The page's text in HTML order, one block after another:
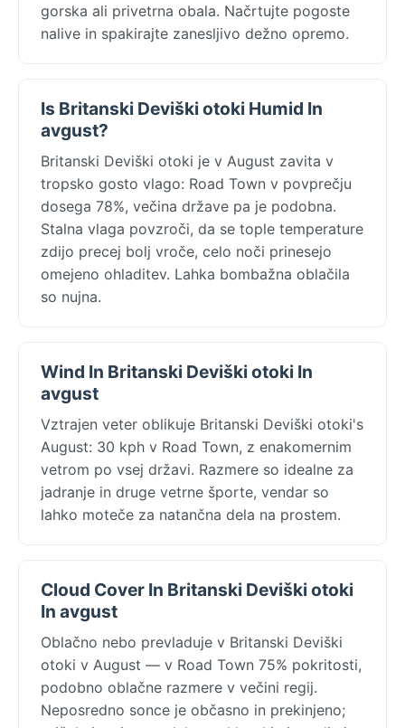
gorska ali privetrna obala. Načrtujte pogoste
nalive in spakirajte zanesljivo dežno opremo.
Is Britanski Deviški otoki Humid In
avgust?
Britanski Deviški otoki je v August zavita v
tropsko gosto vlago: Road Town v povprečju
dosega 78%, večina države pa je podobna.
Stalna vlaga povzroči, da se tople temperature
zdijo precej bolj vroče, celo noči prinesejo
omejeno ohladitev. Lahka bombažna oblačila
so nujna.
Wind In Britanski Deviški otoki In
avgust
Vztrajen veter oblikuje Britanski Deviški otoki's
August: 30 kph v Road Town, z enakomernim
vetrom po vsej državi. Razmere so idealne za
jadranje in druge vetrne športe, vendar so
lahko moteče za natančna dela na prostem.
Cloud Cover In Britanski Deviški otoki
In avgust
Oblačno nebo prevladuje v Britanski Deviški
otoki v August — v Road Town 75% pokritosti,
podobno oblačne razmere v večini regij.
Neposredno sonce je občasno in prekinjeno;